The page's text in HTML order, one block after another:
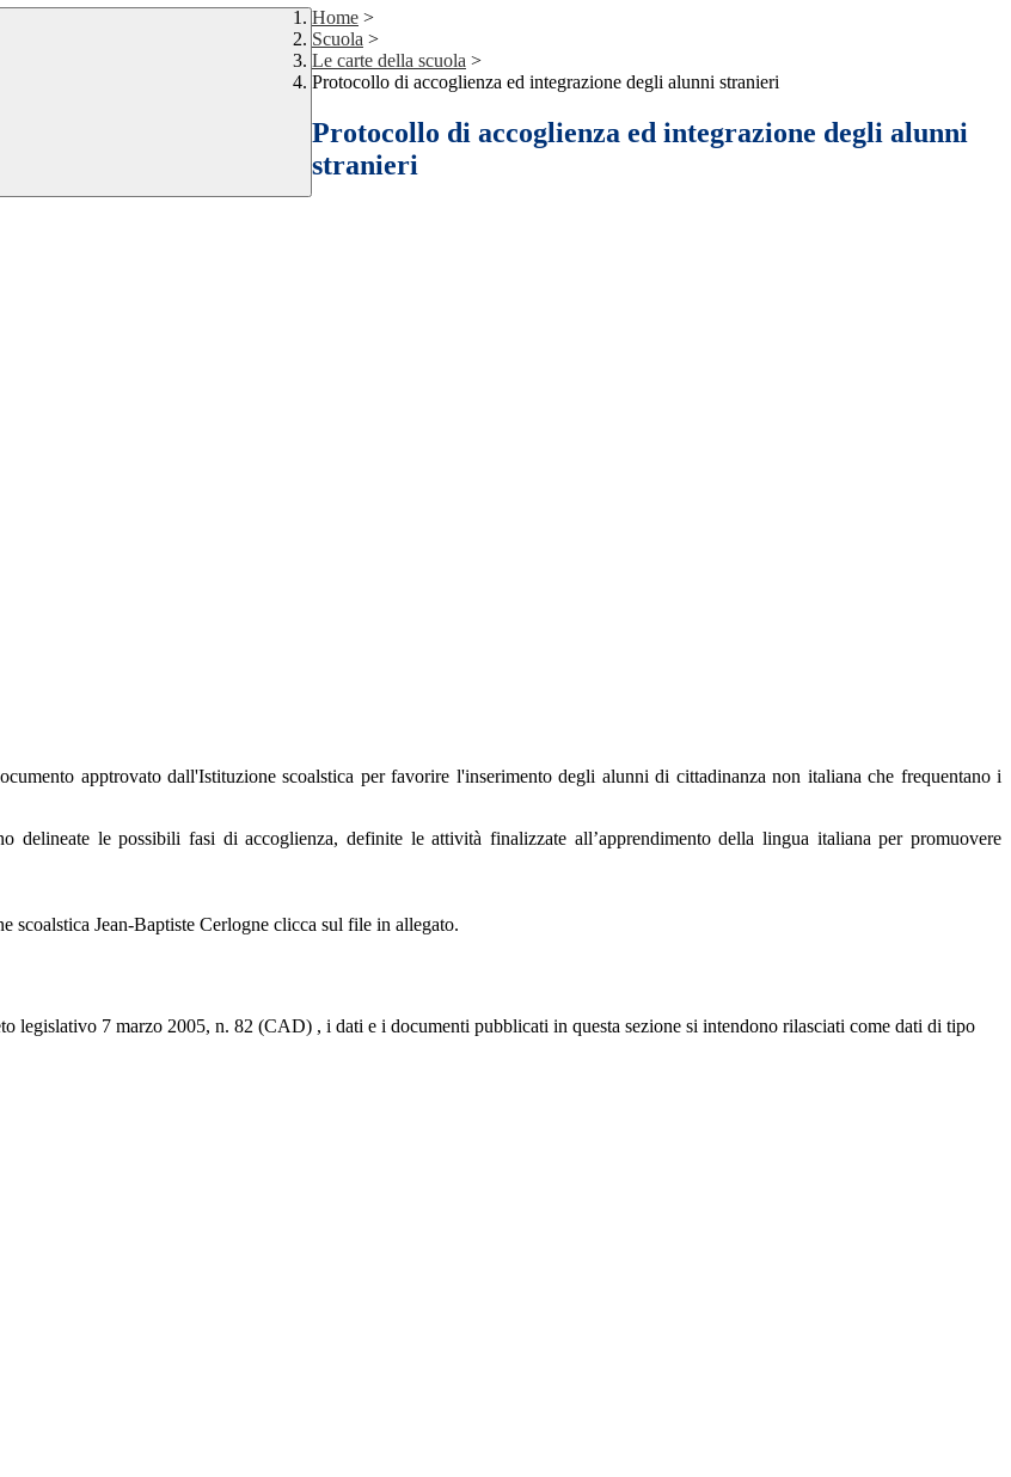
Home >
Scuola >
Le carte della scuola >
Protocollo di accoglienza ed integrazione degli alunni stranieri
Protocollo di accoglienza ed integrazione degli alunni
stranieri
apptrovato dall'Istituzione scoalstica per favorire l'inserimento degli alunni di cittadinanza non italiana che frequentano i
le possibili fasi di accoglienza, definite le attività finalizzate all’apprendimento della lingua italiana per promuovere
Jean-Baptiste Cerlogne clicca sul file in allegato.
legislativo 7 marzo 2005, n. 82 (CAD) , i dati e i documenti pubblicati in questa sezione si intendono rilasciati come dati di tipo